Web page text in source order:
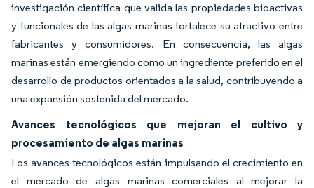
investigación científica que valida las propiedades bioactivas
y funcionales de las algas marinas fortalece su atractivo entre
fabricantes y consumidores. En consecuencia, las algas
marinas están emergiendo como un ingrediente preferido en el
desarrollo de productos orientados a la salud, contribuyendo a
una expansión sostenida del mercado.
Avances tecnológicos que mejoran el cultivo y
procesamiento de algas marinas
Los avances tecnológicos están impulsando el crecimiento en
el mercado de algas marinas comerciales al mejorar la